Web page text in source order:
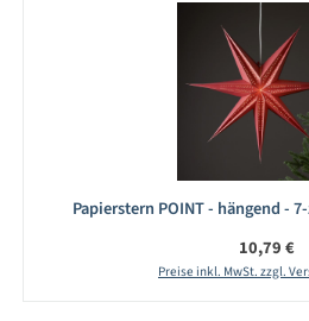
Papierstern POINT - hängend -
Regulärer
10,79 €
Preise inkl. MwSt. zzgl.